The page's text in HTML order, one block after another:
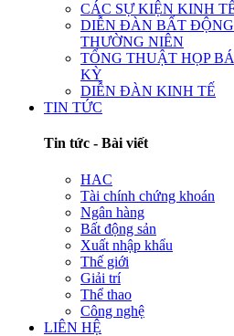
CÁC SỰ KIỆN KINH
DIỄN ĐÀN BẤT
THƯỜNG NIÊN
TỔNG THUẬT HỌP
KỲ
DIỄN ĐÀN KINH TẾ
TIN TỨC
Tin tức - Bài viết
HAC
Tài chính chứng khoán
Ngân hàng
Bất động sản
Xuất nhập khẩu
Thế giới
Giải trí
Thể thao
Công nghệ
LIÊN HỆ